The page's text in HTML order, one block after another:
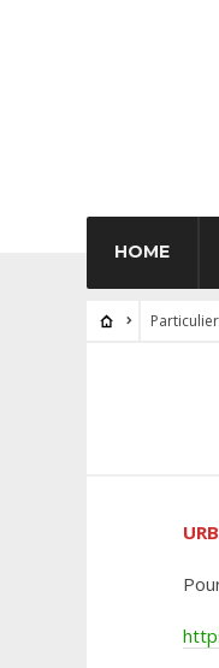
HOME